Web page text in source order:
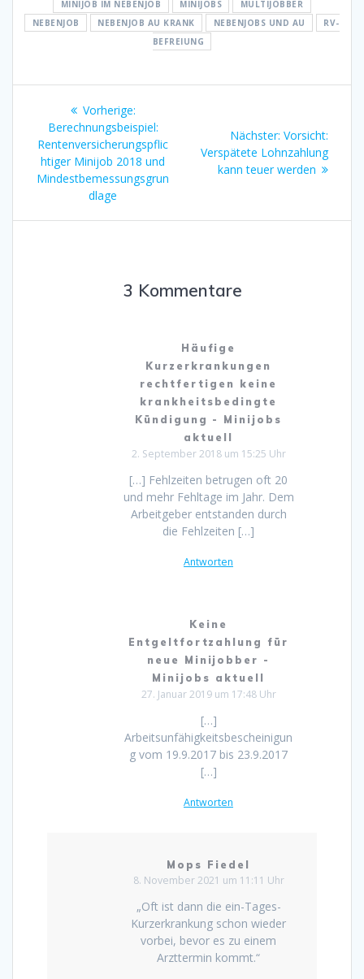
MINIJOB IM NEBENJOB MINIJOBS
MULTIJOBBER
NEBENJOB
NEBENJOB AU KRANK NEBENJOBS UND AU
RV-
BEFREIUNG
Beitragsnavigation
Vorherige:Vorheriger
Beitrag:
Berechnungsbeispiel:
Rentenversicherungspflic
htiger Minijob 2018 und
Mindestbemessungsgrun
dlage
Nächster: Nächster
Beitrag:
Vorsicht:
Verspätete Lohnzahlung
kann teuer werden
3 Kommentare
Häufige
Kurzerkrankungen
rechtfertigen keine
krankheitsbedingte
Kündigung - Minijobs
aktuell
2. September 2018 um 15:25 Uhr
[…] Fehlzeiten betrugen oft 20
und mehr Fehltage im Jahr. Dem
Arbeitgeber entstanden durch
die Fehlzeiten […]
Antworten
Keine
Entgeltfortzahlung für
neue Minijobber -
Minijobs aktuell
27. Januar 2019 um 17:48 Uhr
[…]
Arbeitsunfähigkeitsbescheinigun
g vom 19.9.2017 bis 23.9.2017
[…]
Antworten
Mops Fiedel
8. November 2021 um 11:11 Uhr
„Oft ist dann die ein-Tages-
Kurzerkrankung schon wieder
vorbei, bevor es zu einem
Arzttermin kommt.“